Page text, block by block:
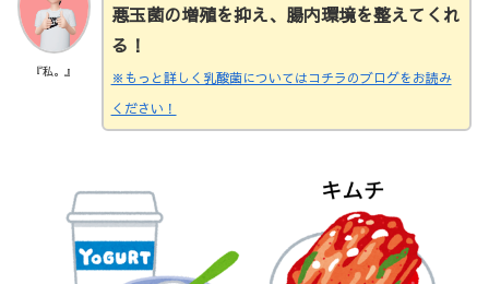
『私。』
悪玉菌の増殖を抑え、腸内環境を整えてくれ
る！
※もっと詳しく乳酸菌についてはコチラのブログをお読み
ください！